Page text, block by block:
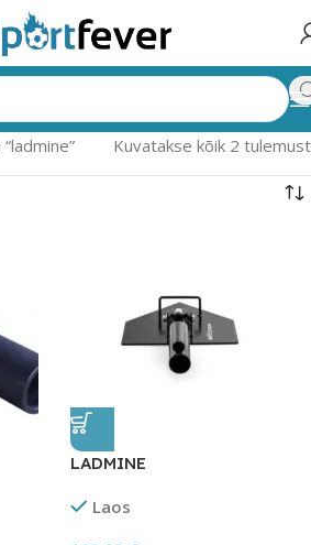
Kuvatakse kõik 2 tulemust
LADMINE
Laos